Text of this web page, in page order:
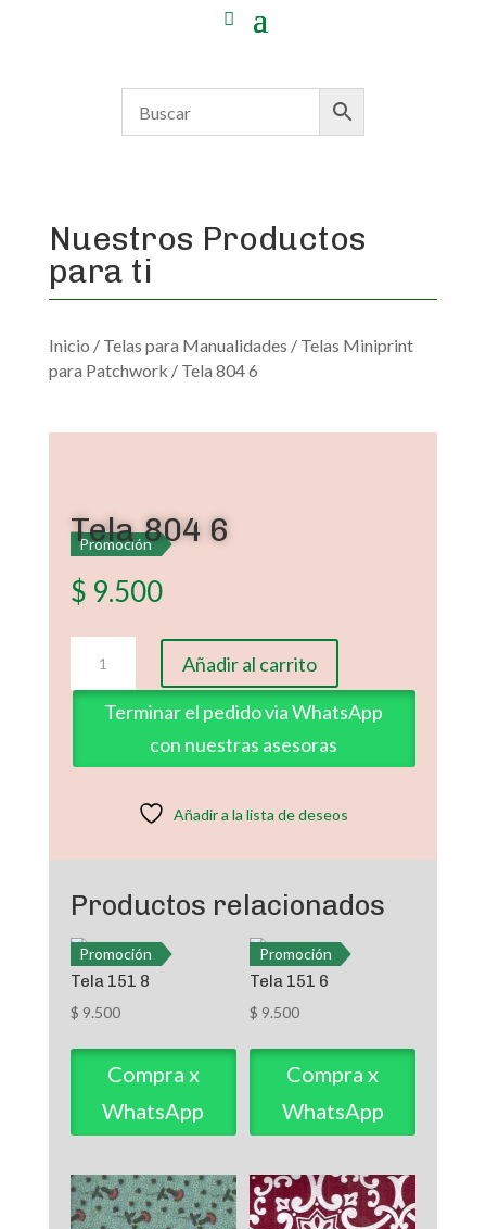
Nuestros Productos
para ti
Inicio / Telas para Manualidades / Telas Miniprint
para Patchwork / Tela 804 6
Promoción
Tela 804 6
$ 9.500
6
cantidad
Añadir al carrito
Terminar el pedido via WhatsApp
con nuestras asesoras
Añadir a la lista de deseos
Productos relacionados
Promoción
Tela 151 8
$ 9.500
Compra x
WhatsApp
Promoción
Tela 151 6
$ 9.500
Compra x
WhatsApp